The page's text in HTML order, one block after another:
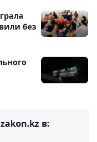
без
в: